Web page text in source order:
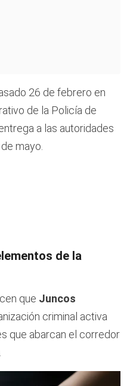
26 de febrero en
de la Policía de
a las autoridades
mayo.
de la
que Juncos
criminal activa
que abarcan el corredor